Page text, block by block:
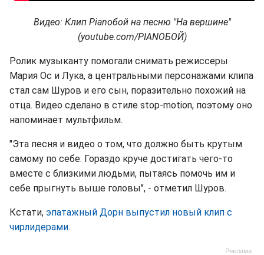
Видео: Клип Pianoбой на песню "На вершине"
(youtube.com/PIANOБОЙ)
Ролик музыканту помогали снимать режиссеры
Мария Ос и Лука, а центральными персонажами клипа
стал сам Шуров и его сын, поразительно похожий на
отца. Видео сделано в стиле stop-motion, поэтому оно
напоминает мультфильм.
"Эта песня и видео о том, что должно быть крутым
самому по себе. Гораздо круче достигать чего-то
вместе с близкими людьми, пытаясь помочь им и
себе прыгнуть выше головы", - отметил Шуров.
Кстати, эпатажный Дорн выпустил новый клип с
чирлидерами.